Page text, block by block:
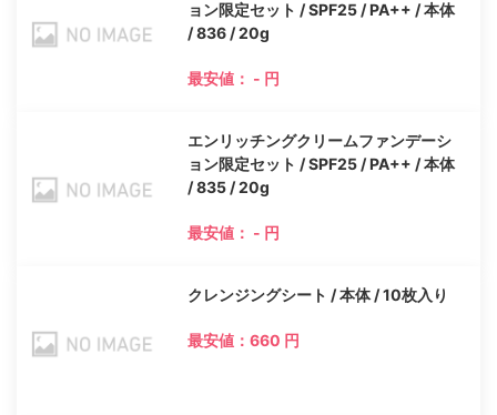
ョン限定セット / SPF25 / PA++ / 本体
/ 836 / 20g
最安値： - 円
エンリッチングクリームファンデーシ
ョン限定セット / SPF25 / PA++ / 本体
/ 835 / 20g
最安値： - 円
クレンジングシート / 本体 / 10枚入り
最安値：660 円